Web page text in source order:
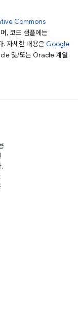
Commons
, 코드 샘플에는
. 자세한 내용은 Google
및/또는 Oracle 계열